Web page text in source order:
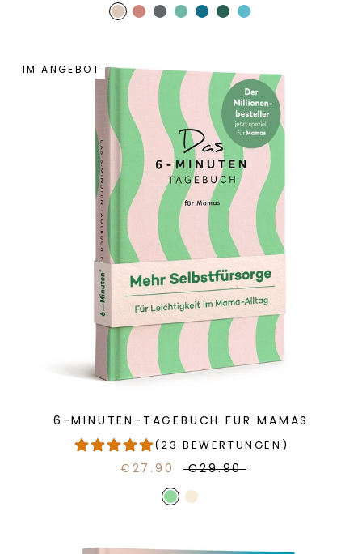
IM ANGEBOT
6-MINUTEN-TAGEBUCH FÜR MAMAS
(23 BEWERTUNGEN)
€27.90 €29.90